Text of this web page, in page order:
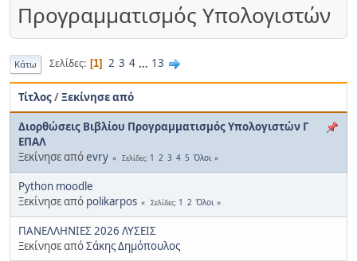
Προγραμματισμός Υπολογιστών
Κάτω Σελίδες 1 2 3 4 ... 13
Τίτλος/Ξεκίνησε από
Διορθώσεις Βιβλίου Προγραμματισμός Υπολογιστών Γ
ΕΠΑΛ
Ξεκίνησε απόevry Σελίδες 1 2 3 4 5 Όλοι
Python moodle
Ξεκίνησε από polikarpos Σελίδες 1 2 Όλοι
ΠΑΝΕΛΛΗΝΙΕΣ 2026 ΛΥΣΕΙΣ
Ξεκίνησε απόΣάκης Δημόπουλος